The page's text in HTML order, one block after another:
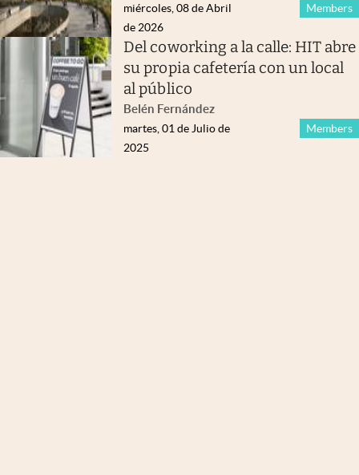
Members
miércoles, 08 de Abril
de 2026
Del coworking a la calle: HIT abre
su propia cafetería con un local
al público
Belén Fernández
Members
martes, 01 de Julio de
2025